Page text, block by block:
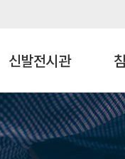
신발전시관